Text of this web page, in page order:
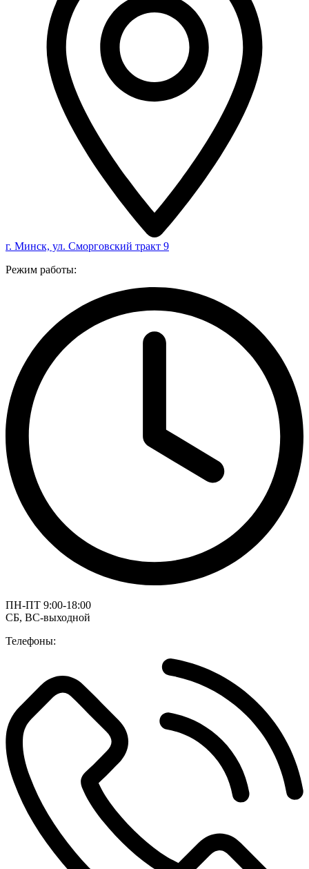
г. Минск, ул. Сморговский тракт 9
Режим работы:
ПН-ПТ 9:00-18:00
СБ, ВС-выходной
Телефоны: